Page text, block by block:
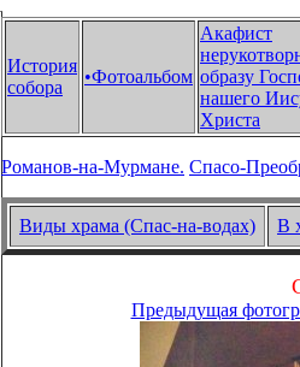
История
собора
•Фотоальбом
Акафист
образу
нашего
Христа
Романов-на-Мурмане. Спасо-
Виды храма (Спас-на-водах) В
Предыдущая